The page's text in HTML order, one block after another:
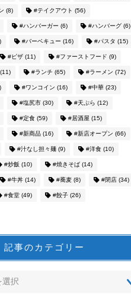
(8) #テイクアウト (56)
#ハンバーガー (6) #ハンバーグ(6)
#バーベキュー (16) #パスタ (15)
#ピザ(11) #ファーストフード (9)
(11) #ランチ(65) #ラーメン (72)
#ワンコイン (16) #中華(23)
#塩尻市(30) #天ぷら (12)
#定食(59) #居酒屋 (15)
#新商品(16) #新店オープン (66)
#汁なし担々麺(9) #洋食(10)
#炒飯 (10) #焼きそば(14)
#牛丼(14) #蕎麦(8) #閉店(34)
#食堂(49) #餃子(26)
記事のカテゴリー